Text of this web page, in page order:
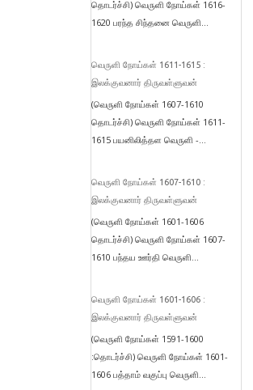
தொடர்ச்சி) வெருளி நோய்கள் 1616-
1620 பரந்த சிந்தனை வெருளி...
வெருளி நோய்கள் 1611-1615 :
இலக்குவனார் திருவள்ளுவன்
(வெருளி நோய்கள் 1607-1610
தொடர்ச்சி) வெருளி நோய்கள் 1611-
1615 பயனிலித்தள வெருளி -...
வெருளி நோய்கள் 1607-1610 :
இலக்குவனார் திருவள்ளுவன்
(வெருளி நோய்கள் 1601-1606
தொடர்ச்சி) வெருளி நோய்கள் 1607-
1610 பந்தய ஊர்தி வெருளி...
வெருளி நோய்கள் 1601-1606 :
இலக்குவனார் திருவள்ளுவன்
(வெருளி நோய்கள் 1591-1600
:தொடர்ச்சி) வெருளி நோய்கள் 1601-
1606 பத்தாம் வகுப்பு வெருளி...